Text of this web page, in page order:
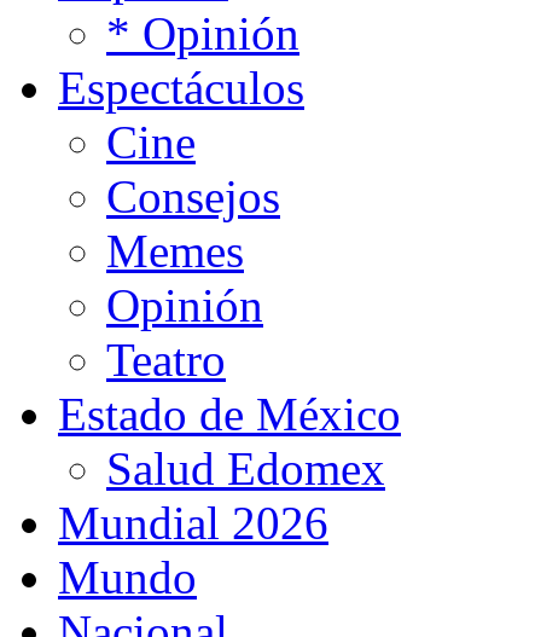
* Opinión
Espectáculos
Cine
Consejos
Memes
Opinión
Teatro
Estado de México
Salud Edomex
Mundial 2026
Mundo